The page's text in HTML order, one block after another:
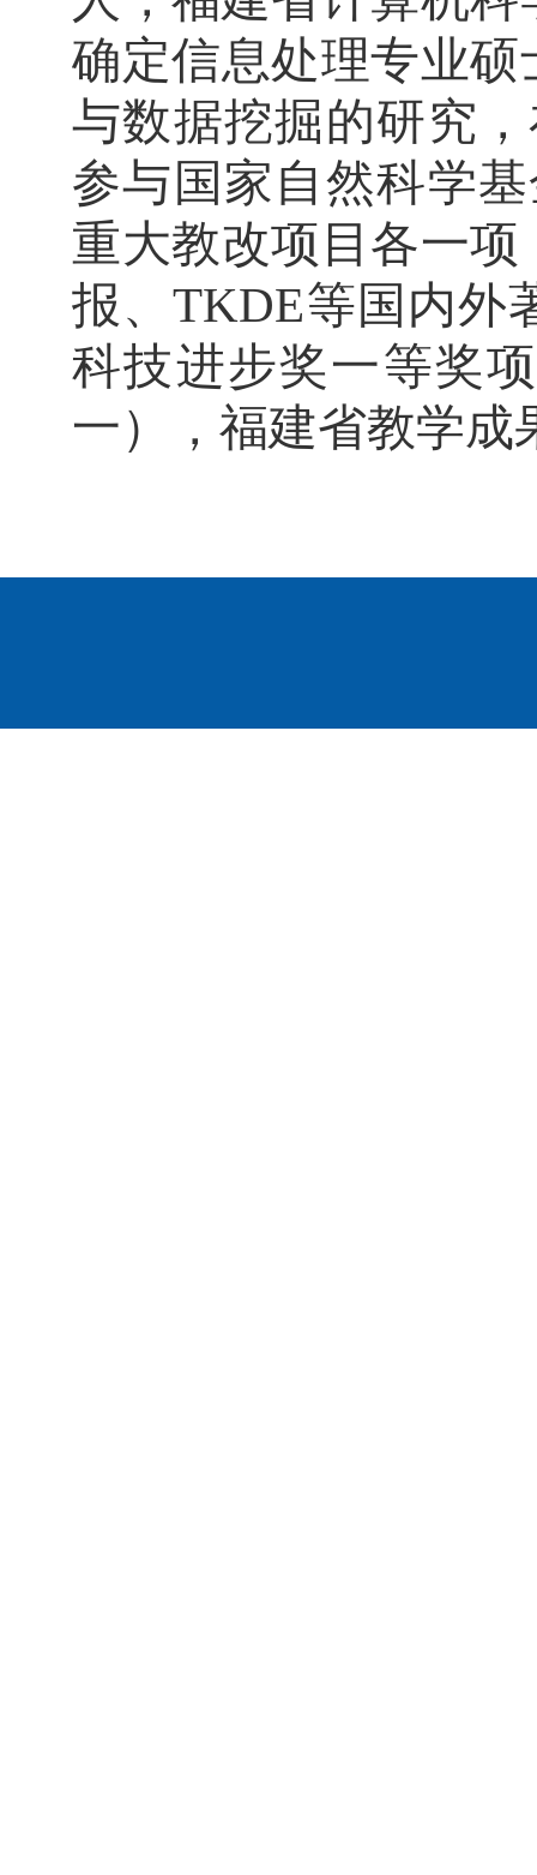
确定信息处理专业
与数据挖掘的研究
参与国家自然科学
重大教改项目各一
报、TKDE等国内外
科技进步奖一等奖
一），福建省教学成